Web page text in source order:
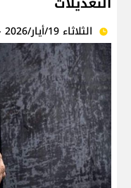
الثلاثاء 19/أيار/2026 - 02:59 م